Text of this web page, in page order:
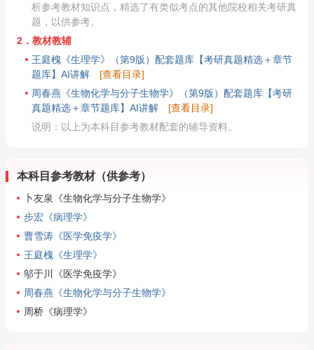
析参考教材知识点，精选了有类似考点的其他院校相关考研真
题，以供参考。
2．教材教辅
王庭槐《生理学》（第9版）配套题库【考研真题精选＋章节
题库】AI讲解
[查看目录]
周春燕《生物化学与分子生物学》（第9版）配套题库【考研
真题精选＋章节题库】AI讲解
[查看目录]
说明：以上为本科目参考教材配套的辅导资料。
本科目参考教材（供参考）
卜友泉《生物化学与分子生物学》
步宏《病理学》
曹雪涛《医学免疫学》
王庭槐《生理学》
邬于川《医学免疫学》
周春燕《生物化学与分子生物学》
周桥《病理学》